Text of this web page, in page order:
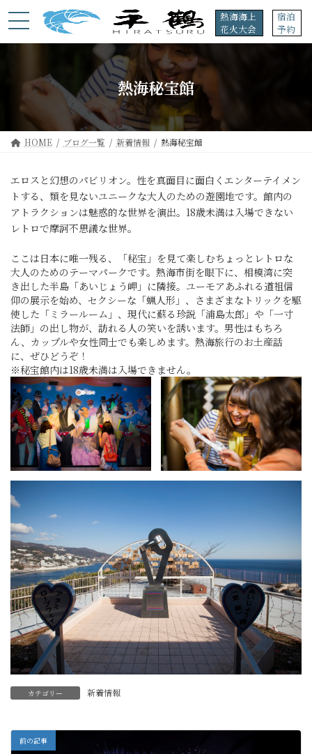
ン
プ
ビ
動
熱海海上
花火大会
宿泊
予約
熱海秘宝館
HOME ブログ一覧 新着情報 熱海秘宝館
エロスと幻想のパビリオン。性を真面目に面白くエンターテイメン
トする、類を見ないユニークな大人のための遊園地です。館内の
アトラクションは魅惑的な世界を演出。18歳未満は入場できない
レトロで摩訶不思議な世界。
ここは日本に唯一残る、「秘宝」を見て楽しむちょっとレトロな
大人のためのテーマパークです。熱海市街を眼下に、相模湾に突
き出した半島「あいじょう岬」に隣接。ユーモアあふれる道祖信
仰の展示を始め、セクシーな「蝋人形」、さまざまなトリックを駆
使した「ミラールーム」、現代に蘇る珍説「浦島太郎」や「一寸
法師」の出し物が、訪れる人の笑いを誘います。男性はもちろ
ん、カップルや女性同士でも楽しめます。熱海旅行のお土産話
に、ぜひどうぞ！
※秘宝館内は18歳未満は入場できません。
カテゴリー 新着情報
前の記事